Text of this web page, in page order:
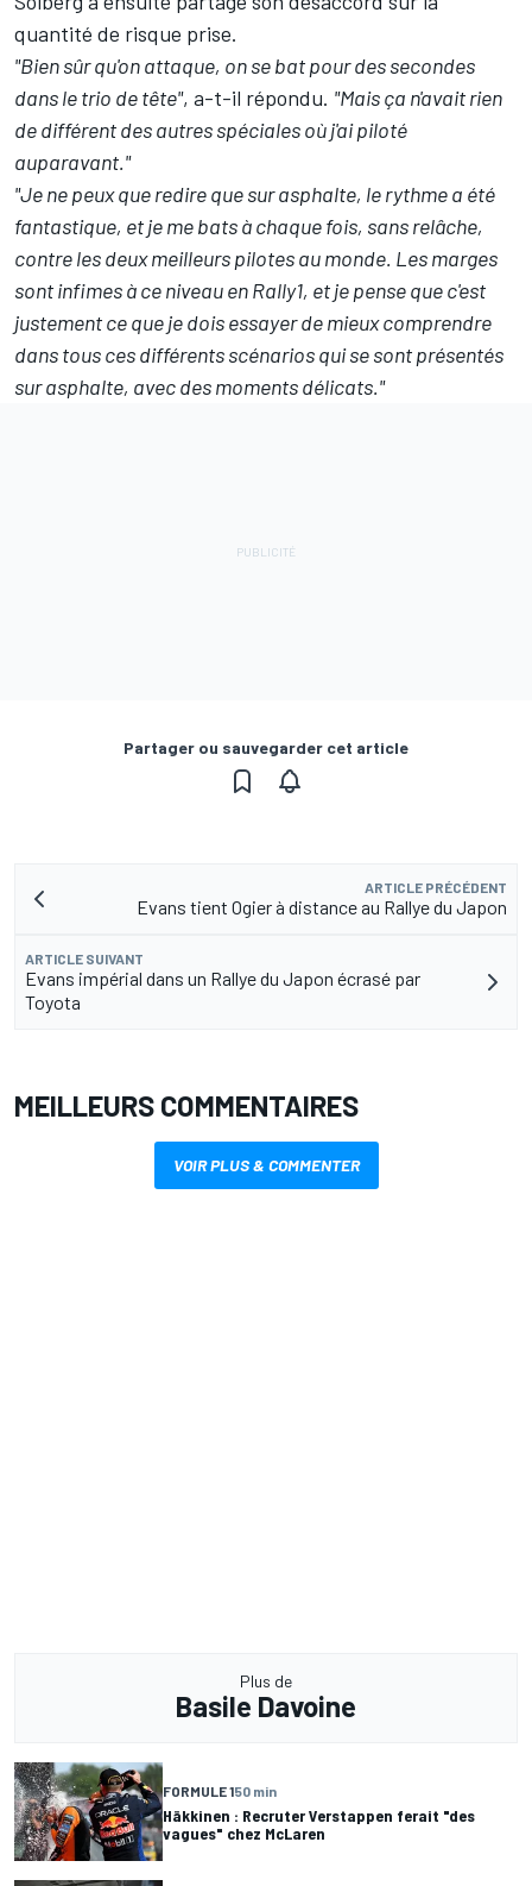
quantité de risque prise.
"Bien sûr qu'on attaque, on se bat pour des secondes
dans le trio de tête", a-t-il répondu. "Mais ça n'avait rien
de différent des autres spéciales où j'ai piloté
auparavant."
"Je ne peux que redire que sur asphalte, le rythme a été
fantastique, et je me bats à chaque fois, sans relâche,
contre les deux meilleurs pilotes au monde. Les marges
sont infimes à ce niveau en Rally1, et je pense que c'est
justement ce que je dois essayer de mieux comprendre
dans tous ces différents scénarios qui se sont présentés
sur asphalte, avec des moments délicats."
Partager ou sauvegarder cet article
ARTICLE PRÉCÉDENT
Evans tient Ogier à distance au Rallye du Japon
ARTICLE SUIVANT
Evans impérial dans un Rallye du Japon écrasé par
Toyota
MEILLEURS COMMENTAIRES
VOIR PLUS & COMMENTER
Plus de
Basile Davoine
FORMULE 150 min
Häkkinen : Recruter Verstappen ferait "des
vagues" chez McLaren